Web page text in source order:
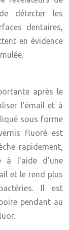
détecter les
dentaires,
en évidence
après le
l’émail et à
sous forme
fluoré est
rapidement,
l’aide d’une
et le rend plus
Il est
pendant au